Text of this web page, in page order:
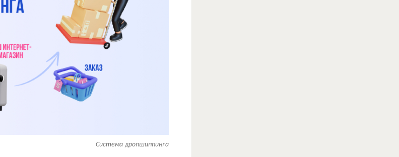
Система дропшиппинга